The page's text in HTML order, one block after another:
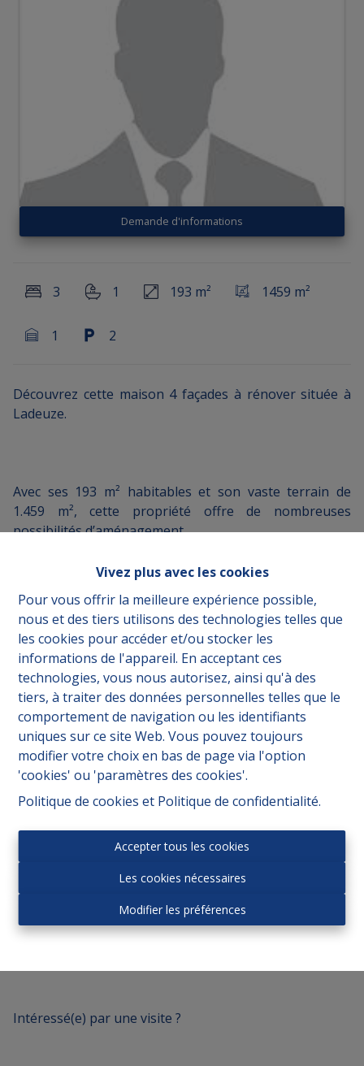
Vivez plus avec les cookies
Pour vous offrir la meilleure expérience possible,
nous et des tiers utilisons des technologies telles que
les cookies pour accéder et/ou stocker les
informations de l'appareil. En acceptant ces
technologies, vous nous autorisez, ainsi qu'à des
tiers, à traiter des données personnelles telles que le
comportement de navigation ou les identifiants
uniques sur ce site Web. Vous pouvez toujours
modifier votre choix en bas de page via l'option
'cookies' ou 'paramètres des cookies'.
Politique de cookies et Politique de confidentialité.
Accepter tous les cookies
Les cookies nécessaires
Modifier les préférences
Demande d'informations
3 1 193 m² 1459 m²
1 2
Découvrez cette maison 4 façades à rénover située à
Ladeuze.
Avec ses 193 m² habitables et son vaste terrain de
1.459 m², cette propriété offre de nombreuses
possibilités d’aménagement.
Le bien se compose au rez-de-chaussée d’un salon,
d’une salle à manger, d’un bureau, d’une cuisine, d’une
salle de bain, d’une buanderie ainsi que d’une
chaufferie.
À l’étage, vous retrouverez 3 chambres.
Vous recherchez une maison avec du potentiel dans un
Prix : 170.000 € sous réserve d’acceptation des
propriétaires.
Intéressé(e) par une visite ?